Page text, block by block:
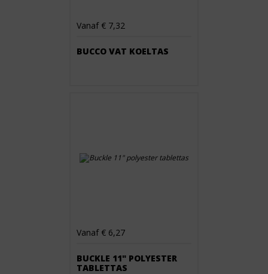
Vanaf € 7,32
BUCCO VAT KOELTAS
Vanaf € 6,27
BUCKLE 11" POLYESTER
TABLETTAS